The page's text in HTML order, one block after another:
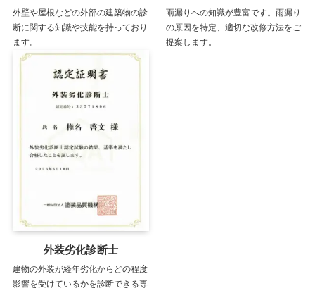
外壁や屋根などの外部の建築物の診
断に関する知識や技能を持っており
ます。
雨漏りへの知識が豊富です。雨漏り
の原因を特定、適切な改修方法をご
提案します。
外装劣化診断士
建物の外装が経年劣化からどの程度
影響を受けているかを診断できる専